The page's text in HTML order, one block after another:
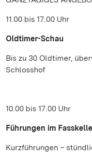
11.00 bis 17.00 Uhr
Oldtimer-Schau
Bis zu 30 Oldtimer,
Schlosshof
10.00 bis 17.00 Uhr
Führungen im
Kurzführungen –